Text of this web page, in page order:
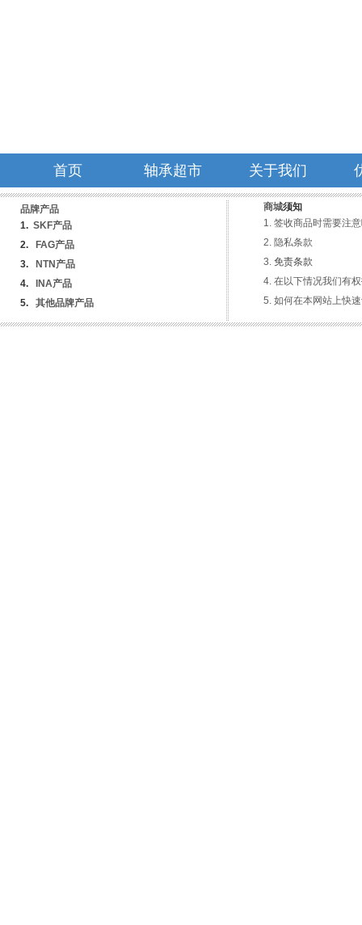
首页 轴承超市 关于我们
商城须知
签收商品时需要注
隐私条款
免责条款
在以下情况我们有
如何在本网站上快
品牌产品
1. SKF产品
2.
FAG产品
3.
NTN产品
4.
INA产品
5. 其他品牌产品